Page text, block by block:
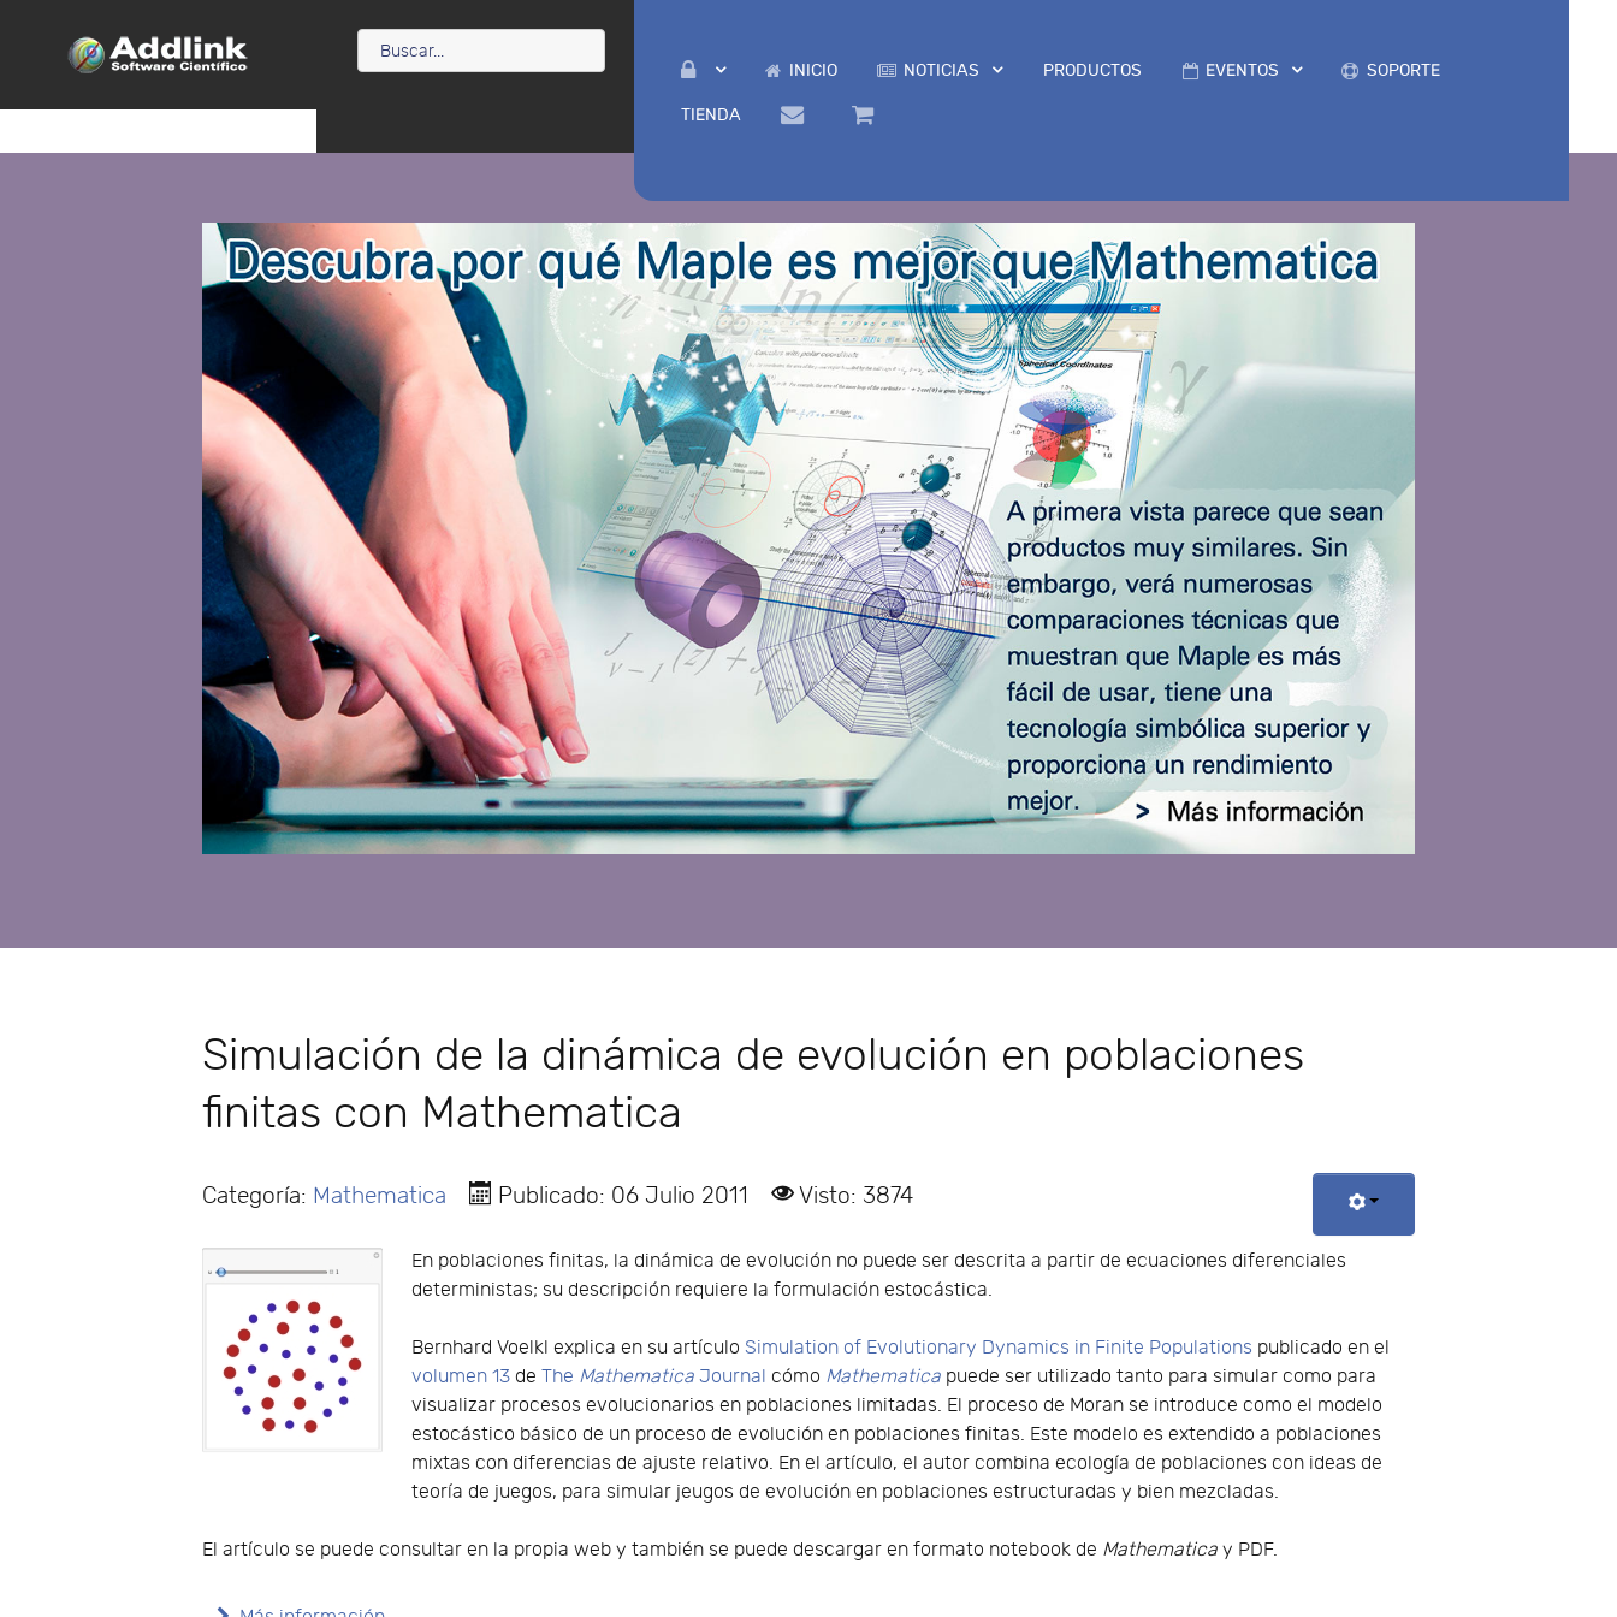
INICIO NOTICIAS PRODUCTOS EVENTOS SOPORTE
TIENDA
Simulación de la dinámica de evolución en poblaciones
finitas con Mathematica
Categoría: Mathematica Publicado: 06 Julio 2011 Visto: 3874
En poblaciones finitas, la dinámica de evolución no puede ser descrita a partir de ecuaciones diferenciales
deterministas; su descripción requiere la formulación estocástica.
Bernhard Voelkl explica en su artículoSimulation of Evolutionary Dynamics in Finite Populations publicado en el
volumen 13 deThe Mathematica Journal cómo Mathematica puede ser utilizado tanto para simular como para
visualizar procesos evolucionarios en poblaciones limitadas. El proceso de Moran se introduce como el modelo
estocástico básico de un proceso de evolución en poblaciones finitas. Este modelo es extendido a poblaciones
mixtas con diferencias de ajuste relativo. En el artículo, el autor combina ecología de poblaciones con ideas de
teoría de juegos, para simular jeugos de evolución en poblaciones estructuradas y bien mezcladas.
El artículo se puede consultar en la propia web y también se puede descargar en formato notebook de Mathematica y PDF.